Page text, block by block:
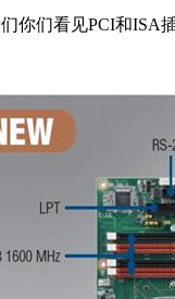
你们看见PCI和ISA